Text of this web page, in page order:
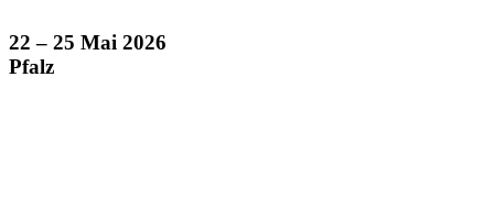
22 – 25 Mai 2026
Pfalz